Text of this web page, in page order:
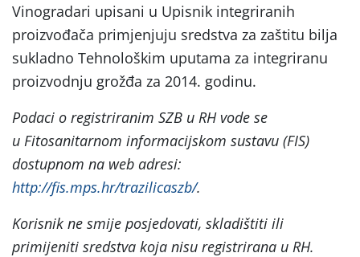
Vinogradari upisani u Upisnik integriranih
proizvođača primjenjuju sredstva za zaštitu bilja
sukladno Tehnološkim uputama za integriranu
proizvodnju grožđa za 2014. godinu.
Podaci o registriranim SZB u RH vode se
u Fitosanitarnom informacijskom sustavu (FIS)
dostupnom na web adresi:
http://fis.mps.hr/trazilicaszb/.
Korisnik ne smije posjedovati, skladištiti ili
primijeniti sredstva koja nisu registrirana u RH.